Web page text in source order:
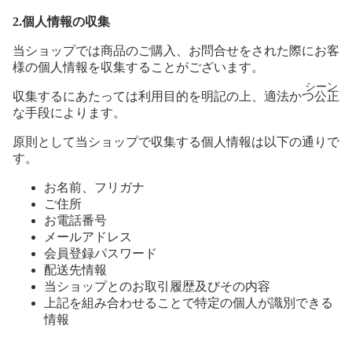
シーン
2.個人情報の収集
当ショップでは商品のご購入、お問合せをされた際にお客
様の個人情報を収集することがございます。
収集するにあたっては利用目的を明記の上、適法かつ公正
な手段によります。
原則として当ショップで収集する個人情報は以下の通りで
す。
お名前、フリガナ
ご住所
お電話番号
メールアドレス
会員登録パスワード
配送先情報
当ショップとのお取引履歴及びその内容
上記を組み合わせることで特定の個人が識別できる
情報